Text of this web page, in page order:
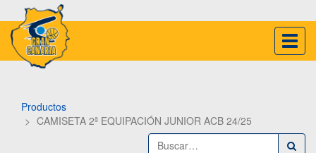
Productos
CAMISETA 2ª EQUIPACIÓN JUNIOR ACB 24/25